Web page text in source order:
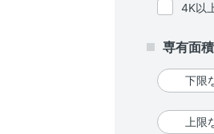
4K以
専有面積